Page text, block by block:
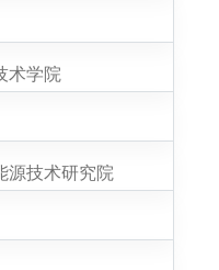
术学院
源技术研究院